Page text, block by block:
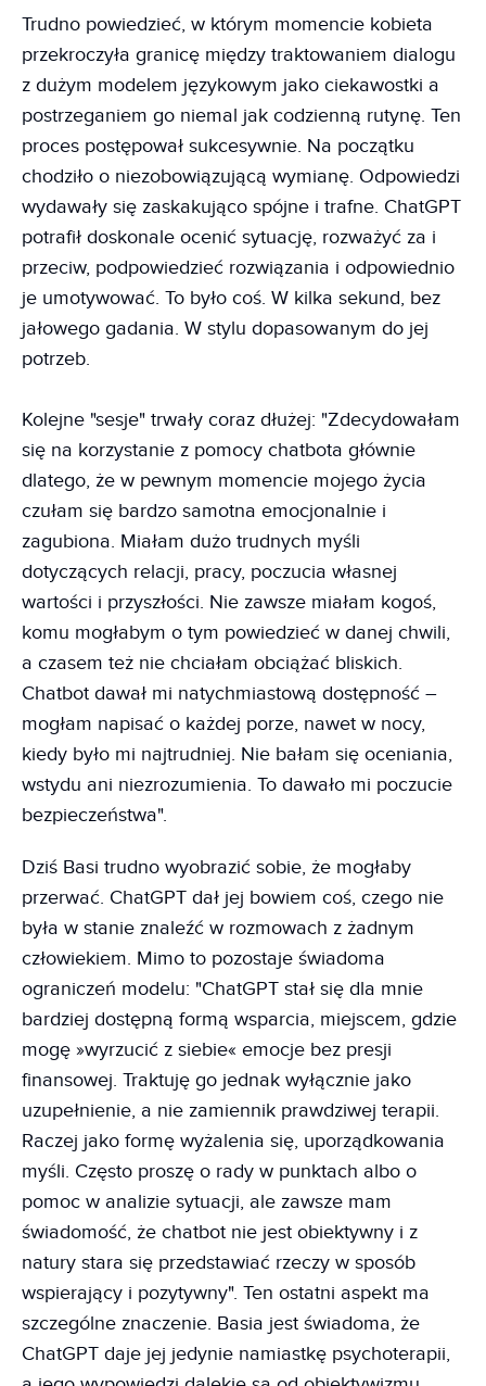
Trudno powiedzieć, w którym momencie kobieta
przekroczyła granicę między traktowaniem dialogu
z dużym modelem językowym jako ciekawostki a
postrzeganiem go niemal jak codzienną rutynę. Ten
proces postępował sukcesywnie. Na początku
chodziło o niezobowiązującą wymianę. Odpowiedzi
wydawały się zaskakująco spójne i trafne. ChatGPT
potrafił doskonale ocenić sytuację, rozważyć za i
przeciw, podpowiedzieć rozwiązania i odpowiednio
je umotywować. To było coś. W kilka sekund, bez
jałowego gadania. W stylu dopasowanym do jej
potrzeb.
Kolejne "sesje" trwały coraz dłużej: "Zdecydowałam
się na korzystanie z pomocy chatbota głównie
dlatego, że w pewnym momencie mojego życia
czułam się bardzo samotna emocjonalnie i
zagubiona. Miałam dużo trudnych myśli
dotyczących relacji, pracy, poczucia własnej
wartości i przyszłości. Nie zawsze miałam kogoś,
komu mogłabym o tym powiedzieć w danej chwili,
a czasem też nie chciałam obciążać bliskich.
Chatbot dawał mi natychmiastową dostępność –
mogłam napisać o każdej porze, nawet w nocy,
kiedy było mi najtrudniej. Nie bałam się oceniania,
wstydu ani niezrozumienia. To dawało mi poczucie
bezpieczeństwa".
Dziś Basi trudno wyobrazić sobie, że mogłaby
przerwać. ChatGPT dał jej bowiem coś, czego nie
była w stanie znaleźć w rozmowach z żadnym
człowiekiem. Mimo to pozostaje świadoma
ograniczeń modelu: "ChatGPT stał się dla mnie
bardziej dostępną formą wsparcia, miejscem, gdzie
mogę »wyrzucić z siebie« emocje bez presji
finansowej. Traktuję go jednak wyłącznie jako
uzupełnienie, a nie zamiennik prawdziwej terapii.
Raczej jako formę wyżalenia się, uporządkowania
myśli. Często proszę o rady w punktach albo o
pomoc w analizie sytuacji, ale zawsze mam
świadomość, że chatbot nie jest obiektywny i z
natury stara się przedstawiać rzeczy w sposób
wspierający i pozytywny". Ten ostatni aspekt ma
szczególne znaczenie. Basia jest świadoma, że
ChatGPT daje jej jedynie namiastkę psychoterapii,